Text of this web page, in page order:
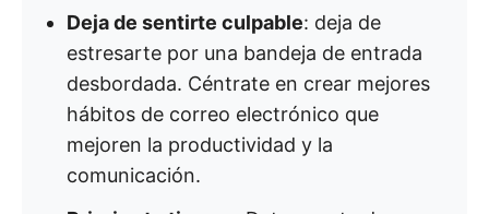
Deja de sentirte culpable: deja de
estresarte por una bandeja de entrada
desbordada. Céntrate en crear mejores
hábitos de correo electrónico que
mejoren la productividad y la
comunicación.